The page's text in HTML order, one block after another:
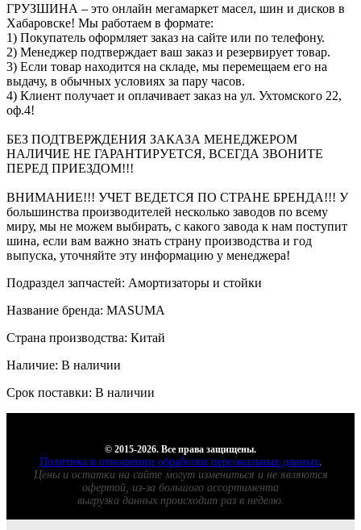
ГРУЗШИНА – это онлайн мегамаркет масел, шин и дисков в
Хабаровске! Мы работаем в формате:
1) Покупатель оформляет заказ на сайте или по телефону.
2) Менеджер подтверждает ваш заказ и резервирует товар.
3) Если товар находится на складе, мы перемещаем его на
выдачу, в обычных условиях за пару часов.
4) Клиент получает и оплачивает заказ на ул. Ухтомского 22,
оф.4!
БЕЗ ПОДТВЕРЖДЕНИЯ ЗАКАЗА МЕНЕДЖЕРОМ
НАЛИЧИЕ НЕ ГАРАНТИРУЕТСЯ, ВСЕГДА ЗВОНИТЕ
ПЕРЕД ПРИЕЗДОМ!!!
ВНИМАНИЕ!!! УЧЕТ ВЕДЕТСЯ ПО СТРАНЕ БРЕНДА!!! У
большинства производителей несколько заводов по всему
миру, мы не можем выбирать, с какого завода к нам поступит
шина, если вам важно знать страну производства и год
выпуска, уточняйте эту информацию у менеджера!
Подраздел запчастей: Амортизаторы и стойки
Название бренда: MASUMA
Страна производства: Китай
Наличие: В наличии
Срок поставки: В наличии
© 2015-2026. Все права защищены.
Политика в отношении обработки персональных данных.
Цены и остатки на сайте могут измениться и не являются
офертой, из-за большого ассортимента
выгрузка данных происходит раз в неделю.